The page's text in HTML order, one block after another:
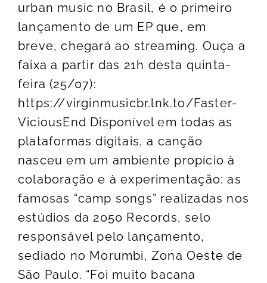
urban music no Brasil, é o primeiro
lançamento de um EP que, em
breve, chegará ao streaming. Ouça a
faixa a partir das 21h desta quinta-
feira (25/07):
https://virginmusicbr.lnk.to/Faster-
ViciousEnd Disponível em todas as
plataformas digitais, a canção
nasceu em um ambiente propício à
colaboração e à experimentação: as
famosas “camp songs” realizadas nos
estúdios da 2050 Records, selo
responsável pelo lançamento,
sediado no Morumbi, Zona Oeste de
São Paulo. “Foi muito bacana